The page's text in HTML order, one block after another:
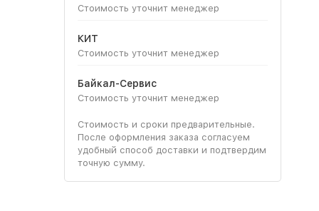
Стоимость уточнит менеджер
КИТ
Стоимость уточнит менеджер
Байкал-Сервис
Стоимость уточнит менеджер
Стоимость и сроки предварительные.
После оформления заказа согласуем
удобный способ доставки и подтвердим
точную сумму.